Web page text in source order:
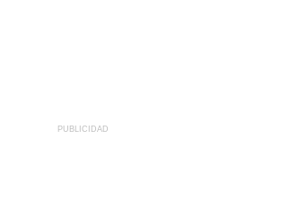
PUBLICIDAD